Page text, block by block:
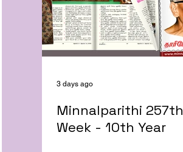
Minnalparithi 257th
Week - 10th Year
3 days ago